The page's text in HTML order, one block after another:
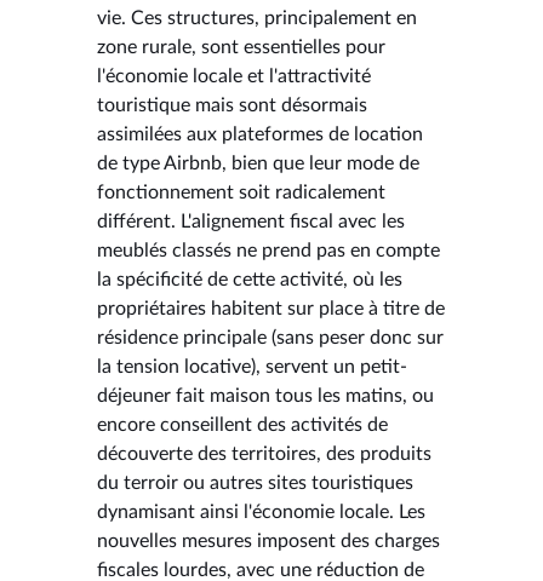
vie. Ces structures, principalement en
zone rurale, sont essentielles pour
l'économie locale et l'attractivité
touristique mais sont désormais
assimilées aux plateformes de location
de type Airbnb, bien que leur mode de
fonctionnement soit radicalement
différent. L'alignement fiscal avec les
meublés classés ne prend pas en compte
la spécificité de cette activité, où les
propriétaires habitent sur place à titre de
résidence principale (sans peser donc sur
la tension locative), servent un petit-
déjeuner fait maison tous les matins, ou
encore conseillent des activités de
découverte des territoires, des produits
du terroir ou autres sites touristiques
dynamisant ainsi l'économie locale. Les
nouvelles mesures imposent des charges
fiscales lourdes, avec une réduction de